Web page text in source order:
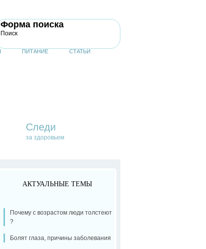
Форма поиска
Поиск
ПИТАНИЕ СТАТЬИ
Следи
за здоровьем
АКТУАЛЬНЫЕ ТЕМЫ
Почему с возрастом люди толстеют
?
Болят глаза, причины заболевания